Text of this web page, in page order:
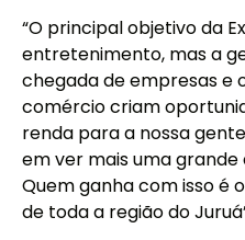
“O principal objetivo da
entretenimento, mas a
chegada de empresas e
comércio criam
renda para a nossa
em ver mais uma grande
Quem ganha com isso é
de toda a região do